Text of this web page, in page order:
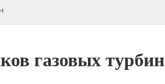
газовых турбин